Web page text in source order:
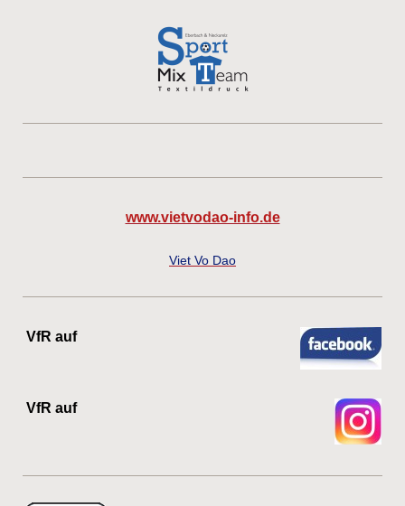
www.vietvodao-info.de
Viet Vo Dao
VfR auf
VfR auf